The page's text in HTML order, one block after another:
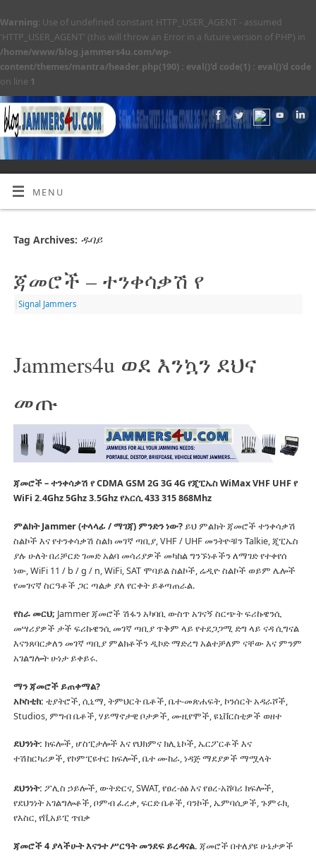
Warning: Use of undefined constant HTTP_USER_AGENT - assumed
'HTTP_USER_AGENT' (this will throw an Error in a future version of PHP) in
/home/www/blog.jammers4u.com/wp-
content/themes/mantra/header.php(190) : eval()'d code(1) : eval()'d code
on line 1
MENU
Tag Archives: ዱባይ
ጃመሮች – ተንቀሳቃሽ የ
Signal Jammers
Jammers4u ወደ እንኳን ደህና
መጡ
ጃመሮች – ተንቀሳቃሽ የ CDMA GSM 2G 3G 4G የጂፒኤስ WiMax VHF UHF የ
WiFi 2.4Ghz 5Ghz 3.5Ghz የአርሲ 433 315 868Mhz
ምልክት Jammer (ተላላፊ / ማገጃ) ምንድን ነው?ይህ ምልክት ጃመሮች ተንቀሳቃሽ
ስልኮች እና የተንቀሳቃሽ ስልክ መገኛ ጣቢያ, VHF / UHF መንትዮቹን Talkie, ጂፒኤስ
ያሉ ሁለት በሪቻርድ ገመድ አልባ መሳሪያዎች መካከል ግንኙነቶችን ለማገድ የተቀየሰ
ነው, WiFi 11 / b / g / n, WiFi, SAT ሞባይል ስልኮች, ሬዲዮ ስልኮች ወይም ሌሎች
የመገናኛ ስርዓቶች ጋር ጣልቃ ያለ የርቀት ይቆጣጠራል.
የስራ መርህ; Jammer ጃመሮች ሽፋን አካባቢ ውስጥ አገናኝ ስርጭት ፍሪኩዌንሲ
መሣሪያዎች ታች ፍሪኩዌንሲ መገኛ ጣቢያ ጥቅም ላይ የተደጋጋሚ ድግ ላይ ናዳ ሲግናል
እናንጸባርቃለን መገኛ ጣቢያ ምልክቶችን ዲኮድ ማድረግ አልተቻለም ናቸው እና ምንም
አገልግሎት ሁነታ ይቀይሩ.
ማን ጃመሮች ይጠቀማል?
አኮስቲክ: ቲያትሮች, ሲኒማ, ትምህርት ቤቶች, ቤተ-መጽሐፍት, ኮንሰርት አዳራሾች,
Studios, ምግብ ቤቶች, ሃይማኖታዊ ቦታዎች, ሙዚየሞች, ዩኒቨርስቲዎች ወዘተ
ደህንነት: ክፍሎች, ሆስፒታሎች እና የህክምና ክሊኒኮች, ኤርፖርቶች እና
ተሽከርካሪዎች, የኮምፒዩተር ክፍሎች, ቤተ ሙከራ, ነዳጅ ማደያዎች ማሟላት
ደህንነት: ፖሊስ ኃይሎች, ውትድርና, SWAT, የፀረ-ዕፅ እና የፀረ-አሸባሪ ክፍሎች,
የደህንነት አገልግሎቶች, ቦምብ ፈረቃ, ፍርድ ቤቶች, ባንኮች, ኤምባሲዎች, ጉምሩክ,
የእስር, የቪአይፒ ጥበቃ
ጃመሮች 4 ያላችሁት እናንተ ሥርዓት መንደፍ ይረዳናል. ጃመሮች በተለያዩ ሁኔታዎች